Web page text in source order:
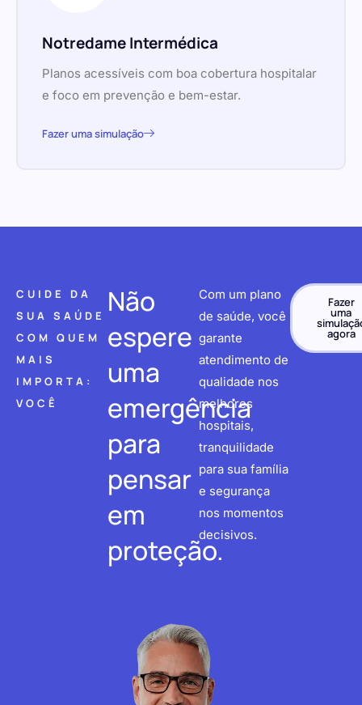
Notredame Intermédica
Planos acessíveis com boa cobertura hospitalar
e foco em prevenção e bem-estar.
Fazer uma simulação
CUIDE DA
SUA SAÚDE
COM QUEM
MAIS
IMPORTA:
VOCÊ
Não
espere
uma
emergência
para
pensar
em
proteção.
Com um plano
de saúde, você
garante
atendimento de
qualidade nos
melhores
hospitais,
tranquilidade
para sua família
e segurança
nos momentos
decisivos.
Fazer
uma
agora